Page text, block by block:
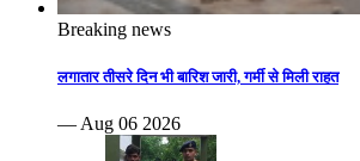
Breaking news
लगातार तीसरे दिन भी बारिश जारी, गर्मी से मिली राहत
— Aug 06 2026